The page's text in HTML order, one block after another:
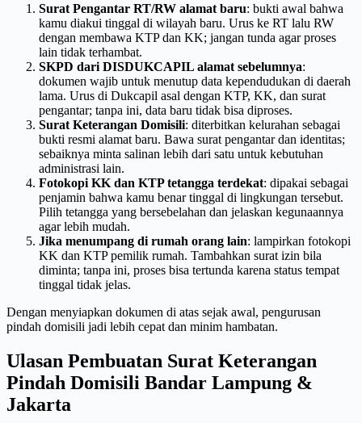
Surat Pengantar RT/RW alamat baru: bukti awal bahwa
kamu diakui tinggal di wilayah baru. Urus ke RT lalu RW
dengan membawa KTP dan KK; jangan tunda agar proses
lain tidak terhambat.
SKPD dari DISDUKCAPIL alamat sebelumnya:
dokumen wajib untuk menutup data kependudukan di daerah
lama. Urus di Dukcapil asal dengan KTP, KK, dan surat
pengantar; tanpa ini, data baru tidak bisa diproses.
Surat Keterangan Domisili: diterbitkan kelurahan sebagai
bukti resmi alamat baru. Bawa surat pengantar dan identitas;
sebaiknya minta salinan lebih dari satu untuk kebutuhan
administrasi lain.
Fotokopi KK dan KTP tetangga terdekat: dipakai sebagai
penjamin bahwa kamu benar tinggal di lingkungan tersebut.
Pilih tetangga yang bersebelahan dan jelaskan kegunaannya
agar lebih mudah.
Jika menumpang di rumah orang lain: lampirkan fotokopi
KK dan KTP pemilik rumah. Tambahkan surat izin bila
diminta; tanpa ini, proses bisa tertunda karena status tempat
tinggal tidak jelas.
Dengan menyiapkan dokumen di atas sejak awal, pengurusan
pindah domisili jadi lebih cepat dan minim hambatan.
Ulasan Pembuatan Surat Keterangan
Pindah Domisili Bandar Lampung &
Jakarta